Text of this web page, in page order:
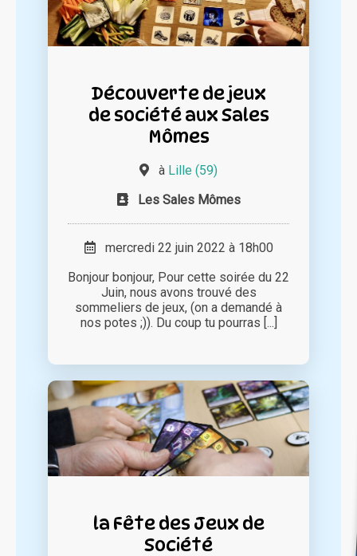
Découverte de jeux
de société aux Sales
Mômes
à Lille (59)
Les Sales Mômes
mercredi 22 juin 2022 à 18h00
Bonjour bonjour, Pour cette soirée du 22
Juin, nous avons trouvé des
sommeliers de jeux, (on a demandé à
nos potes ;)). Du coup tu pourras [...]
la Fête des Jeux de
Société